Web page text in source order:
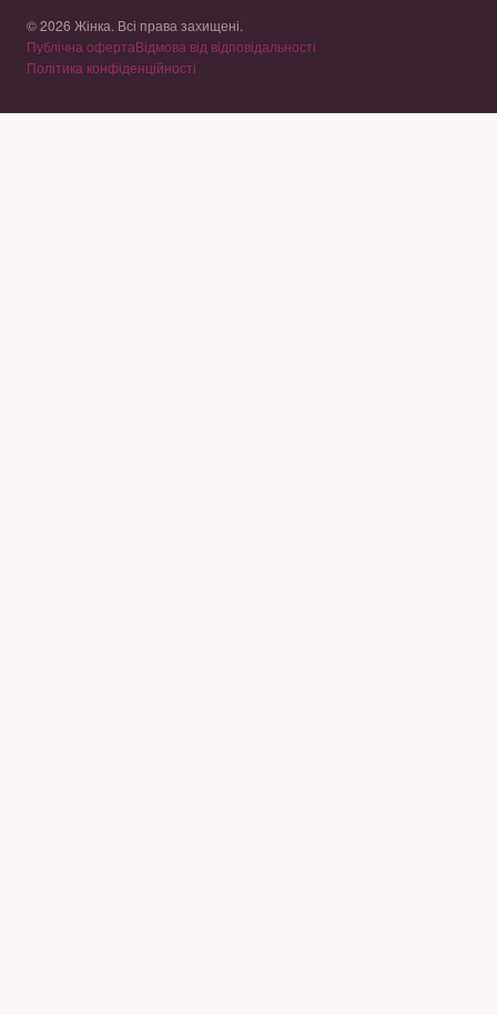
© 2026 Жінка. Всі права захищені.
Публічна офертаВідмова від відповідальності
Політика конфіденційності